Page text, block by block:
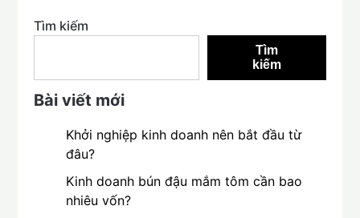
Tìm kiếm
Tìm
kiếm
Bài viết mới
Khởi nghiệp kinh doanh nên bắt đầu từ
đâu?
Kinh doanh bún đậu mắm tôm cần bao
nhiêu vốn?